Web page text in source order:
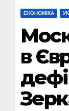
ЕКОНОМІКА
в